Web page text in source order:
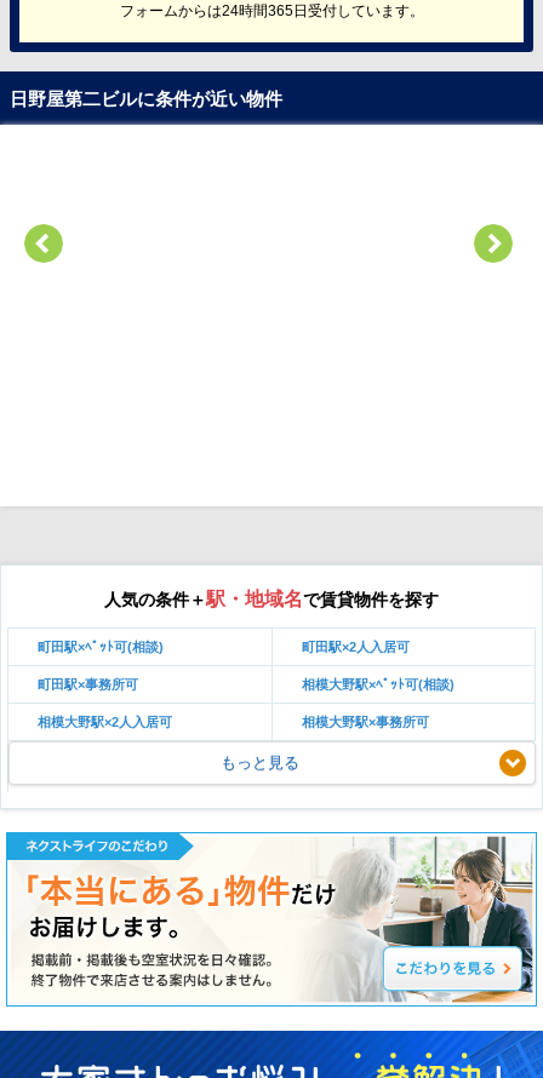
フォームからは24時間365日受付しています。
日野屋第二ビルに条件が近い物件
人気の条件＋駅・地域名で賃貸物件を探す
町田駅×ﾍﾟｯﾄ可(相談) 町田駅×2人入居可
町田駅×事務所可 相模大野駅×ﾍﾟｯﾄ可(相談)
相模大野駅×2人入居可 相模大野駅×事務所可
もっと見る